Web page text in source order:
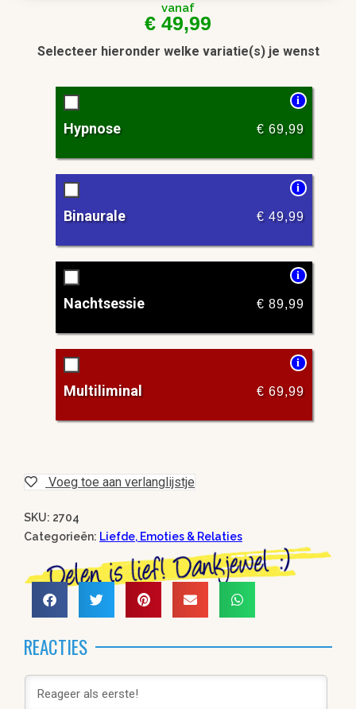
vanaf
€ 49,99
Selecteer hieronder welke variatie(s) je wenst
i
Hypnose € 69,99
i
Binaurale € 49,99
i
Nachtsessie € 89,99
i
Multiliminal € 69,99
Voeg toe aan verlanglijstje
SKU: 2704
Categorieën: Liefde, Emoties & Relaties
REACTIES